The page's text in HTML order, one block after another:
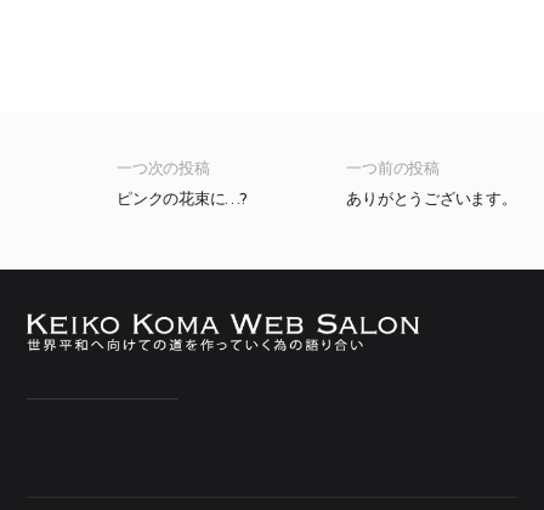
一つ前の投稿
ありがとうございます。
一つ次の投稿
ピンクの花束に…?